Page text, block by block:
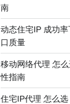
南
动态住宅IP 成功
口质量
移动网络代理 怎
性指南
住宅IP代理 怎么